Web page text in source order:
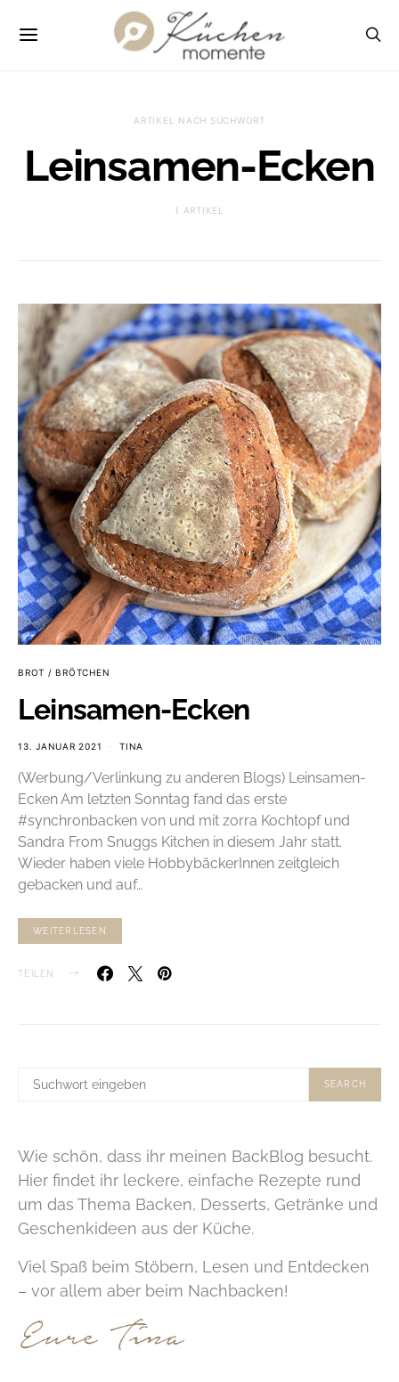
ARTIKEL NACH SUCHWORT
Leinsamen-Ecken
1 ARTIKEL
BROT / BRÖTCHEN
Leinsamen-Ecken
13. JANUAR 2021 TINA
(Werbung/Verlinkung zu anderen Blogs) Leinsamen-
Ecken Am letzten Sonntag fand das erste
#synchronbacken von und mit zorra Kochtopf und
Sandra From Snuggs Kitchen in diesem Jahr statt.
Wieder haben viele HobbybäckerInnen zeitgleich
gebacken und auf…
WEITERLESEN
TEILEN
SUCHE
SEARCH
Wie schön, dass ihr meinen BackBlog besucht.
Hier findet ihr leckere, einfache Rezepte rund
um das Thema Backen, Desserts, Getränke und
Geschenkideen aus der Küche.
Viel Spaß beim Stöbern, Lesen und Entdecken
– vor allem aber beim Nachbacken!